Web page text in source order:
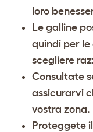
loro
Le galline
quindi per
scegliere
Consultate
assicurarvi
vostra zona.
Proteggete